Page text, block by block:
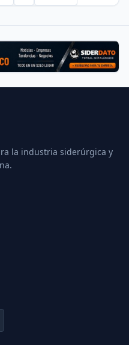
la industria siderúrgica y